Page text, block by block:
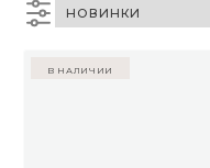
в наличии